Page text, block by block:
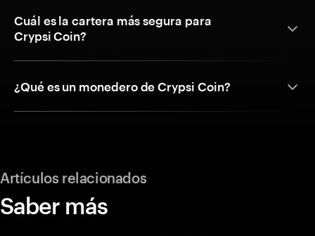
Cuál es la cartera más segura para
Crypsi Coin?
¿Qué es un monedero de Crypsi Coin?
Artículos relacionados
Saber más